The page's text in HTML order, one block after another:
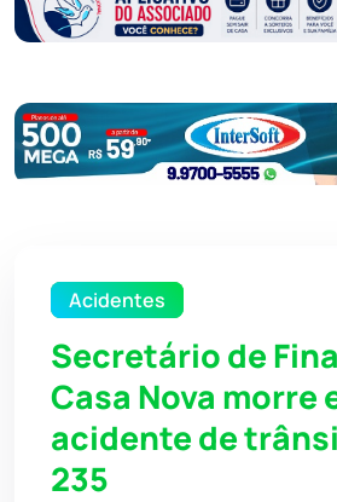
Acidentes
Secretário de
Casa Nova morre
acidente de
235